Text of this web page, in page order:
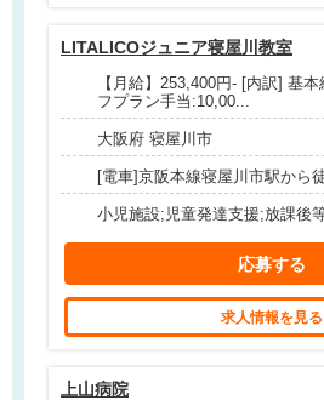
LITALICOジュニア寝屋川教室
【月給】253,400円- [内訳] 基
フプラン手当:10,00...
大阪府 寝屋川市
[電車]京阪本線寝屋川市駅から
小児施設;児童発達支援;放課後
応募する
求人情報を見る
上山病院